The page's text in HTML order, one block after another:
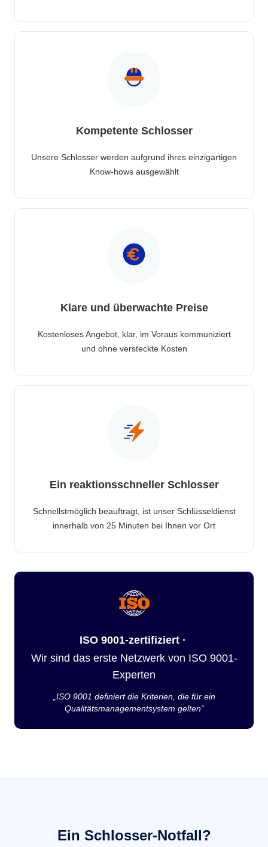
Kompetente Schlosser
Unsere Schlosser werden aufgrund ihres einzigartigen
Know-hows ausgewählt
Klare und überwachte Preise
Kostenloses Angebot, klar, im Voraus kommuniziert
und ohne versteckte Kosten
Ein reaktionsschneller Schlosser
Schnellstmöglich beauftragt, ist unser Schlüsseldienst
innerhalb von 25 Minuten bei Ihnen vor Ort
ISO 9001-zertifiziert ·
Wir sind das erste Netzwerk von ISO 9001-
Experten
„ISO 9001 definiert die Kriterien, die für ein
Qualitätsmanagementsystem gelten“
Ein Schlosser-Notfall?